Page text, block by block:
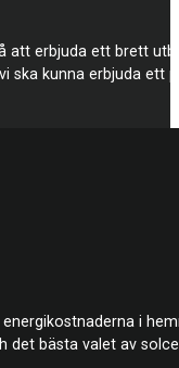
att erbjuda ett brett
ska kunna erbjuda ett
i
bästa valet av